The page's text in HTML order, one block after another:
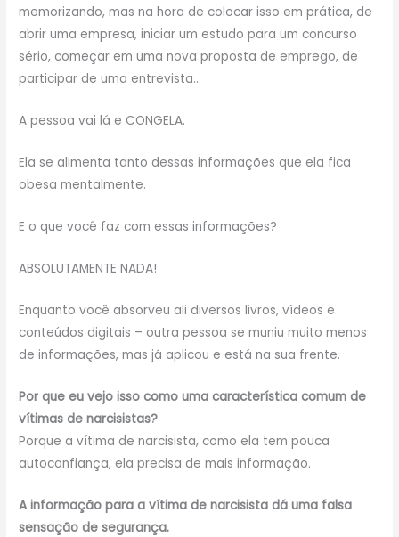
memorizando, mas na hora de colocar isso em prática, de
abrir uma empresa, iniciar um estudo para um concurso
sério, começar em uma nova proposta de emprego, de
participar de uma entrevista…
A pessoa vai lá e CONGELA.
Ela se alimenta tanto dessas informações que ela fica
obesa mentalmente.
E o que você faz com essas informações?
ABSOLUTAMENTE NADA!
Enquanto você absorveu ali diversos livros, vídeos e
conteúdos digitais – outra pessoa se muniu muito menos
de informações, mas já aplicou e está na sua frente.
Por que eu vejo isso como uma característica comum de
vítimas de narcisistas?
Porque a vítima de narcisista, como ela tem pouca
autoconfiança, ela precisa de mais informação.
A informação para a vítima de narcisista dá uma falsa
sensação de segurança.